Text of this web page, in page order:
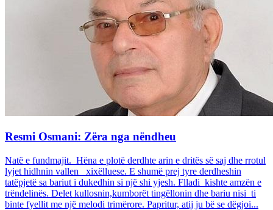
Resmi Osmani: Zëra nga nëndheu
Natë e fundmajit. Hëna e plotë derdhte arin e dritës së saj dhe rrotul
lyjet hidhnin vallen xixëlluese. E shumë prej tyre derdheshin
tatëpjetë sa bariut i dukedhin si një shi yjesh. Flladi kishte amzën e
trëndelinës. Delet kullosnin,kumborët tingëllonin dhe bariu nisi ti
binte fyellit me një melodi trimërore. Papritur, atij ju bë se dëgjoi...